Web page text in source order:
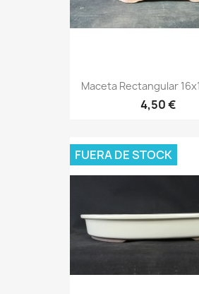
Maceta Rectangular
4,50 €
FUERA DE STOCK